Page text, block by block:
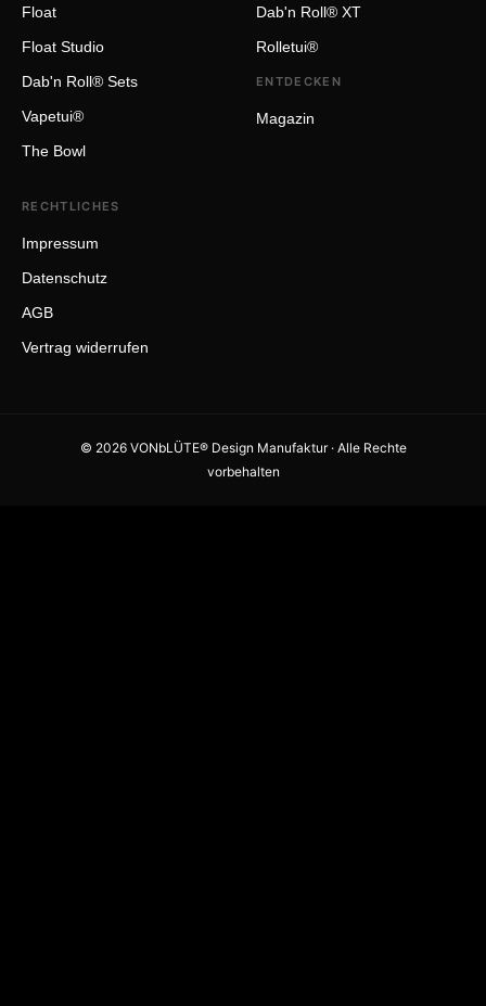
Float
Float Studio
Dab'n Roll® Sets
Vapetui®
The Bowl
Dab'n Roll® XT
Rolletui®
ENTDECKEN
Magazin
RECHTLICHES
Impressum
Datenschutz
AGB
Vertrag widerrufen
© 2026 VONbLÜTE® Design Manufaktur · Alle Rechte
vorbehalten